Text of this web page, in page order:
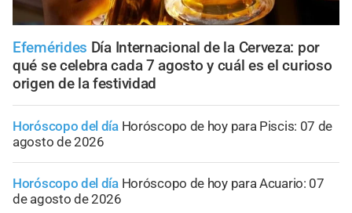
Efemérides Día Internacional de la Cerveza: por
qué se celebra cada 7 agosto y cuál es el curioso
origen de la festividad
Horóscopo del día Horóscopo de hoy para Piscis: 07 de
agosto de 2026
Horóscopo del día Horóscopo de hoy para Acuario: 07
de agosto de 2026